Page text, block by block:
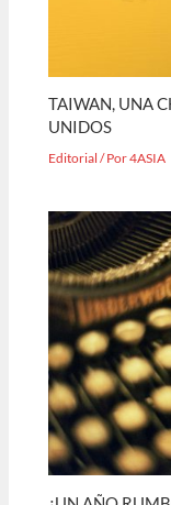
TAIWAN, UNA
UNIDOS
Editorial / Por4ASIA